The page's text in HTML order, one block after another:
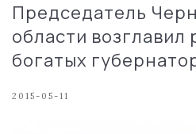
Председатель
области возглавил
богатых
2015-05-11